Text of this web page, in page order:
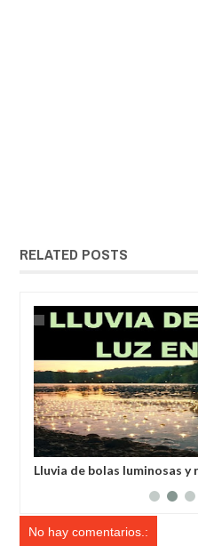
RELATED POSTS
Lluvia de bolas luminosas y
EXTRANOTIX MISTERIO
No hay comentarios.: